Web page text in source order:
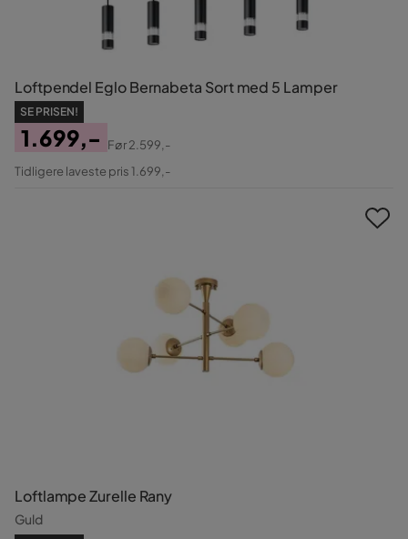
Loftpendel Eglo Bernabeta Sort med 5 Lamper
SE PRISEN!
Pris
1.699,-
Original
Før2.599,-
Tidligere laveste pris 1.699,-
Loftlampe Zurelle Rany
Guld